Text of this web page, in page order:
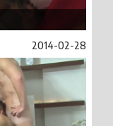
2014-02-28